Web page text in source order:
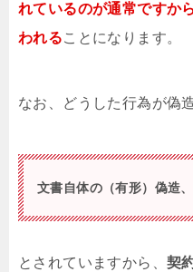
れているのが通常ですか
われることになります。
なお、どうした行為が偽
文書自体の（有形）偽造
とされていますから、 契